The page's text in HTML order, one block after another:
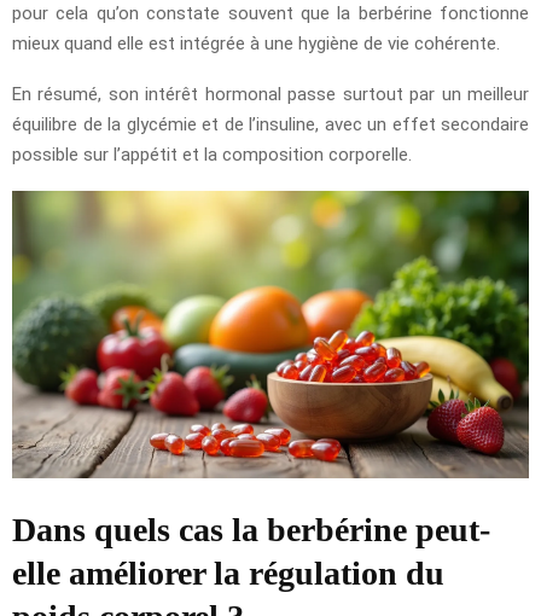
pour cela qu’on constate souvent que la berbérine fonctionne
mieux quand elle est intégrée à une hygiène de vie cohérente.
En résumé, son intérêt hormonal passe surtout par un meilleur
équilibre de la glycémie et de l’insuline, avec un effet secondaire
possible sur l’appétit et la composition corporelle.
Dans quels cas la berbérine peut-
elle améliorer la régulation du